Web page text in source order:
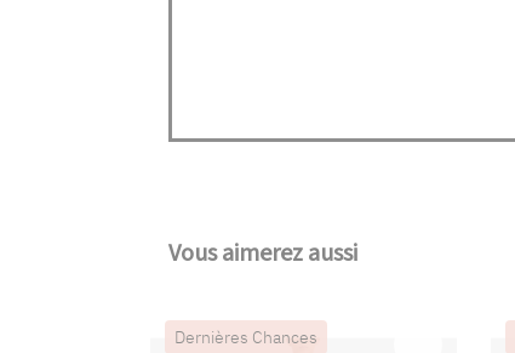
Vous aimerez aussi
Dernières Chances